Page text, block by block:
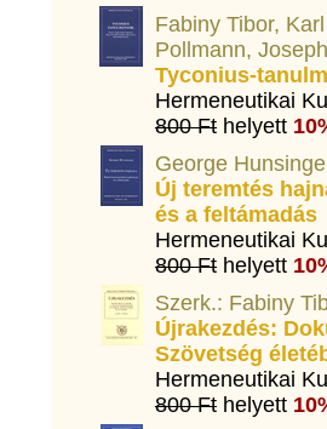
Fabiny Tibor,
Pollmann,
Tyconius-
Hermeneutikai
800 Ft helyett
George
Új teremtés
és a feltámadás
Hermeneutikai
800 Ft helyett
Szerk.: Fabiny
Újrakezdés:
Szövetség
Hermeneutikai
800 Ft helyett